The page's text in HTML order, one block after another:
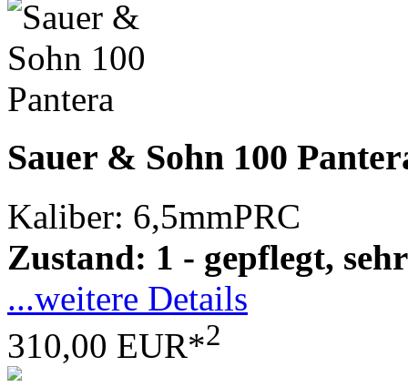
Sauer & Sohn 100
Kaliber: 6,5mmPRC
Zustand: 1 - gepflegt,
...weitere Details
310,00 EUR*2